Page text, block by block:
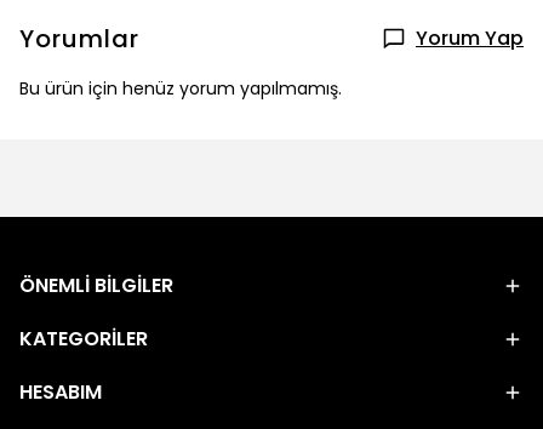
Yorumlar Yorum Yap
Bu ürün için henüz yorum yapılmamış.
ÖNEMLİ BİLGİLER
KATEGORİLER
HESABIM